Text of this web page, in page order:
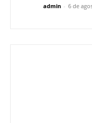
admin - 6 de